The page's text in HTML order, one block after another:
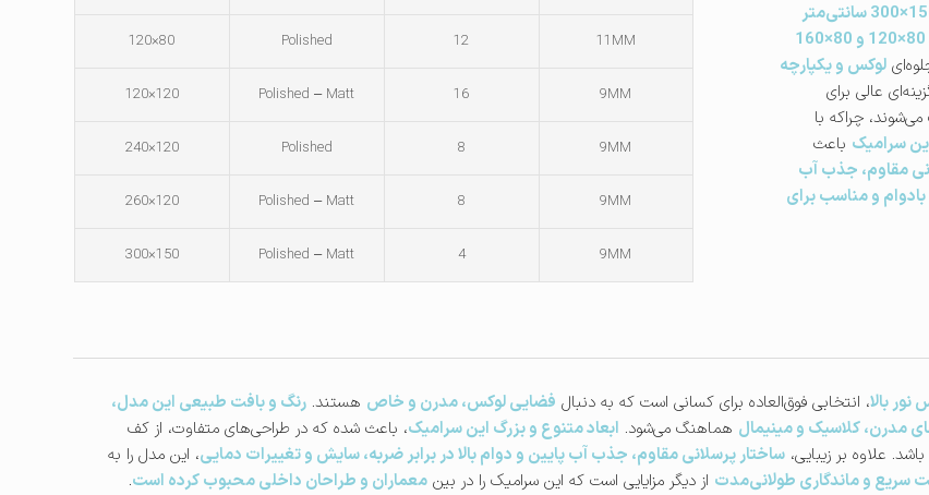
ابعاد 80×120 و 80×160
لوکس و یکپارچه
عالی برای
چراکه با
سرامیک باعث
مقاوم، جذب آب
بادوام و مناسب برای
11MM
12
Polished
80×120
9MM
16
Polished – Matt
120×120
9MM
8
Polished
120×240
9MM
8
Polished – Matt
120×260
9MM
4
Polished – Matt
150×300
بالا، انتخابی فوق‌العاده برای کسانی است که به دنبال فضایی لوکس، مدرن و خاص هستند. رنگ و بافت طبیعی این مدل،
مدرن، کلاسیک و مینیمال هماهنگ می‌شود. ابعاد متنوع و بزرگ این سرامیک، باعث شده که در طراحی‌های متفاوت، از کف
علاوه بر زیبایی، ساختار پرسلانی مقاوم، جذب آب پایین و دوام بالا در برابر ضربه، سایش و تغییرات دمایی، این مدل را به
سریع و ماندگاری طولانی‌مدت از دیگر مزایایی است که این سرامیک را در بین معماران و طراحان داخلی محبوب کرده است.